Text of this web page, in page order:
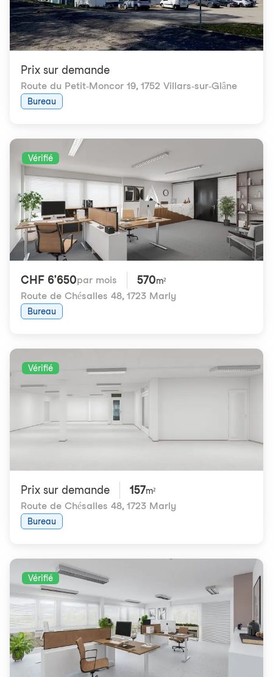
Prix ​​sur demande
Route du Petit-Moncor 19, 1752 Villars-sur-Glâne
Bureau
Vérifié
CHF 6'650par mois 570m²
Route de Chésalles 48, 1723 Marly
Bureau
Vérifié
Prix ​​sur demande 157m²
Route de Chésalles 48, 1723 Marly
Bureau
Vérifié